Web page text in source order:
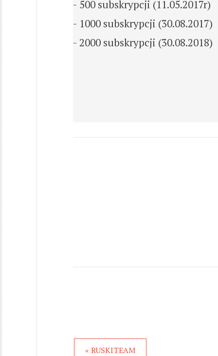
- 500 subskrypcji (11.05.2017r)
- 1000 subskrypcji (30.08.2017)
- 2000 subskrypcji (30.08.2018)
« RUSKITEAM